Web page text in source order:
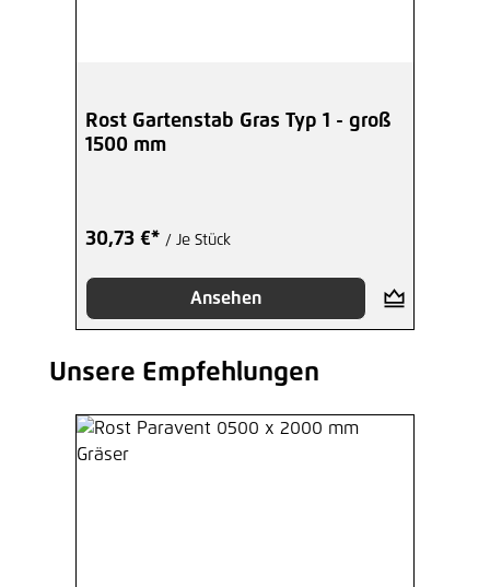
Rost Gartenstab Gras Typ 1 - groß
1500 mm
30,73 €* / Je Stück
Ansehen
Produktgalerie überspringen
Unsere Empfehlungen